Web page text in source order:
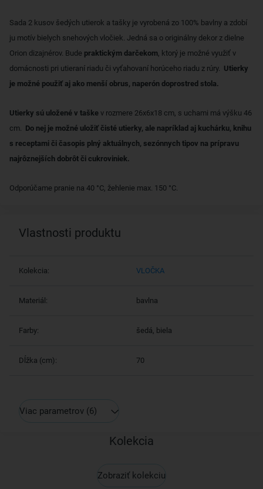
Sada 2 kusov šedých utierok a tašky je vyrobená zo 100% bavlny a zdobí
ju motív bielych snehových vločiek. Jedná sa o originálny dekor z dielne
Orion dizajnérov. Bude praktickým darčekom, ktorý je možné využiť v
domácnosti pri utieraní riadu či vyťahovaní horúceho riadu z rúry. Utierky
je možné použiť aj ako menší obrus, naperón doprostred stola.
Utierky sú uložené v taške v rozmere 26x6x18 cm, s uchami má výšku 46
cm. Do nej je možné uložiť čisté utierky, ale napríklad aj kuchárku, knihu
s receptami či časopis plný aktuálnych, sezónnych tipov na prípravu
najrôznejších dobrôt či cukroviniek.
Odporúčame pranie na 40 °C, žehlenie max. 150 °C.
Vlastnosti produktu
Kolekcia: VLOČKA
Materiál: bavlna
Farby: šedá, biela
Dĺžka (cm): 70
Viac parametrov (6)
Kolekcia
Zobraziť kolekciu